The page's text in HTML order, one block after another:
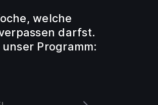
welche
darfst.
Programm: